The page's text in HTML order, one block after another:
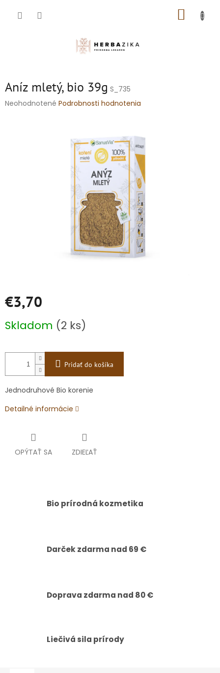
Aníz mletý, bio 39g S_735
Priemerné
Neohodnotené Podrobnosti hodnotenia
€3,70
cena:
Skladom (2 ks)
Pridať do košíka
Jednodruhové Bio korenie
Detailné informácie
OPÝTAŤ SA ZDIEĽAŤ
Bio prírodná kozmetika
Darček zdarma nad 69 €
Doprava zdarma nad 80 €
Liečivá sila prírody